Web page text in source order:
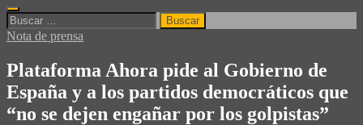
Nota de prensa
Plataforma Ahora pide al Gobierno de
España y a los partidos democráticos que
“no se dejen engañar por los golpistas”